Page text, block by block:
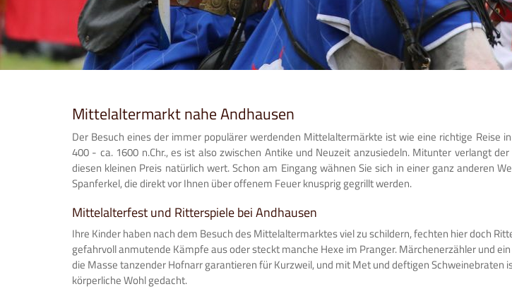
Mittelaltermarkt nahe Andhausen
Der Besuch eines der immer populärer werdenden Mittelaltermärkte ist wie eine richtige Reise
400 - ca. 1600 n.Chr., es ist also zwischen Antike und Neuzeit anzusiedeln. Mitunter verlangt
diesen kleinen Preis natürlich wert. Schon am Eingang wähnen Sie sich in einer ganz anderen
Spanferkel, die direkt vor Ihnen über offenem Feuer knusprig gegrillt werden.
Mittelalterfest und Ritterspiele bei Andhausen
Ihre Kinder haben nach dem Besuch des Mittelaltermarktes viel zu schildern, fechten hier doch
gefahrvoll anmutende Kämpfe aus oder steckt manche Hexe im Pranger. Märchenerzähler und
die Masse tanzender Hofnarr garantieren für Kurzweil, und mit Met und deftigen Schweinebraten
körperliche Wohl gedacht.